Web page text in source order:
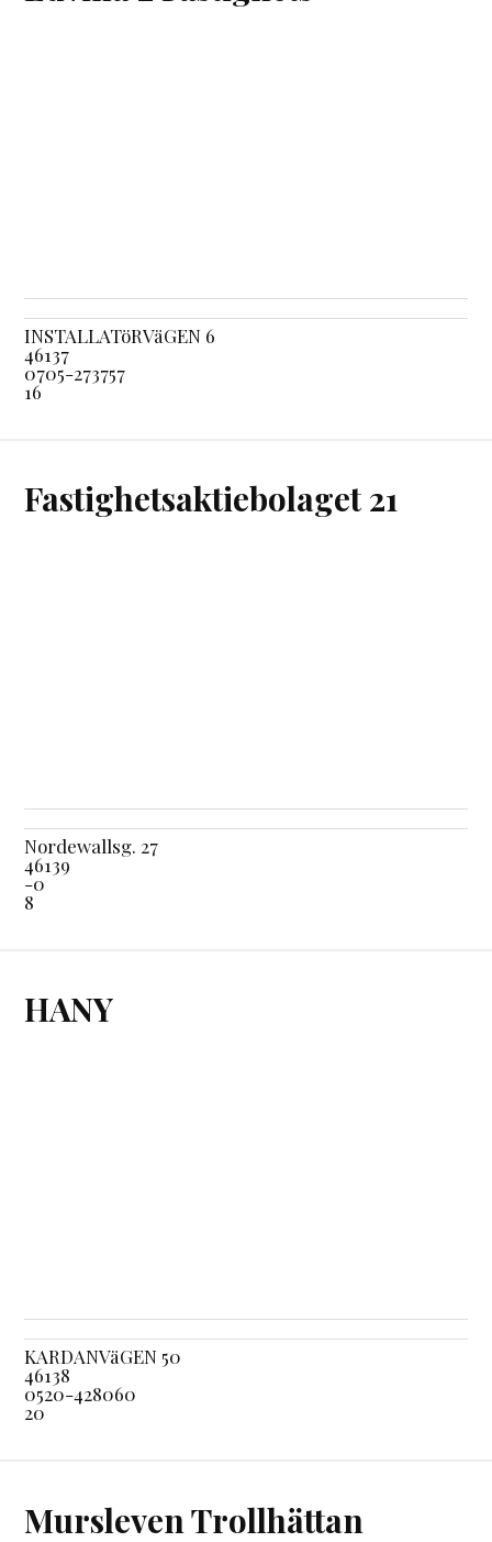
INSTALLATöRVäGEN 6
46137
0705-273757
16
Fastighetsaktiebolaget 21
Nordewallsg. 27
46139
-0
8
HANY
KARDANVäGEN 50
46138
0520-428060
20
Mursleven Trollhättan